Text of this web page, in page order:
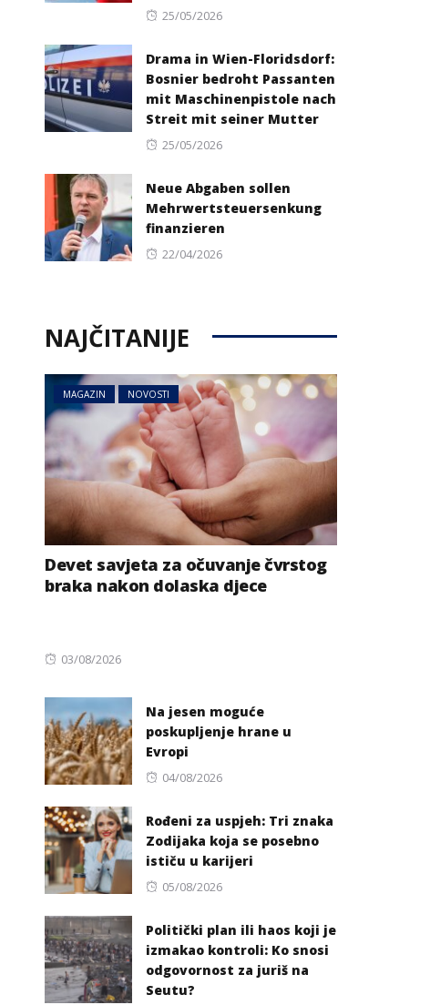
Posted
25/05/2026
Drama in Wien-Floridsdorf:
Bosnier bedroht Passanten
mit Maschinenpistole nach
Streit mit seiner Mutter
Posted
25/05/2026
Neue Abgaben sollen
Mehrwertsteuersenkung
finanzieren
Posted
22/04/2026
NAJČITANIJE
MAGAZIN NOVOSTI
Devet savjeta za očuvanje čvrstog
braka nakon dolaska djece
Posted
03/08/2026
Na jesen moguće
poskupljenje hrane u
Evropi
Posted
04/08/2026
Rođeni za uspjeh: Tri znaka
Zodijaka koja se posebno
ističu u karijeri
Posted
05/08/2026
Politički plan ili haos koji je
izmakao kontroli: Ko snosi
odgovornost za juriš na
Seutu?